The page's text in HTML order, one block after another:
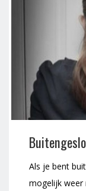
Als je bent
mogelijk weer